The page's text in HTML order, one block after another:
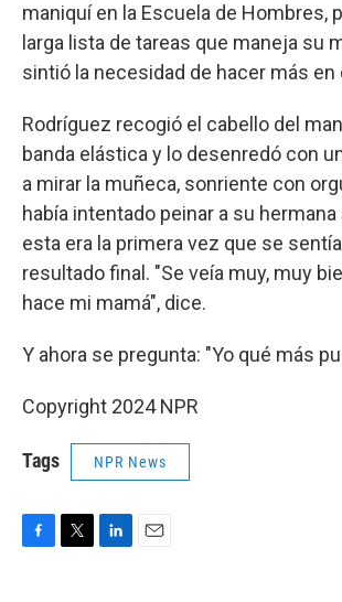
maniquí en la Escuela de Hombres,
larga lista de tareas que maneja su
sintió la necesidad de hacer más en
Rodríguez recogió el cabello del
banda elástica y lo desenredó con
a mirar la muñeca, sonriente con
había intentado peinar a su
esta era la primera vez que se
resultado final. "Se veía muy, muy
hace mi mamá", dice.
Y ahora se pregunta: "Yo qué más
Copyright 2024 NPR
Tags NPR News